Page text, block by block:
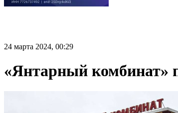
24 марта 2024, 00:29
«Янтарный комбинат»